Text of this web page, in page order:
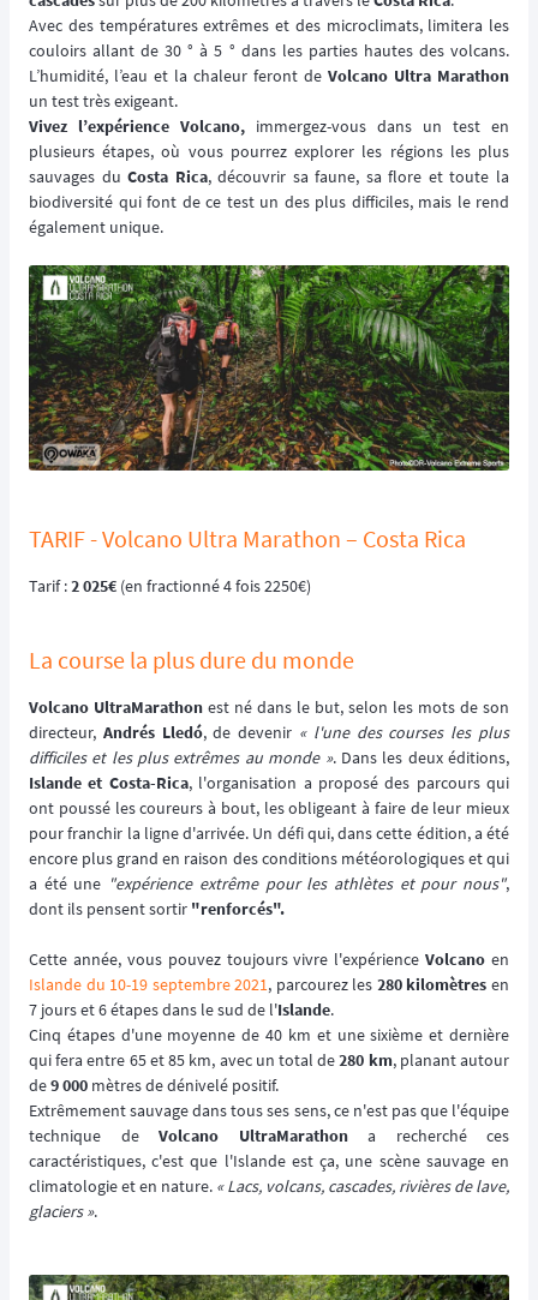
Avec des températures extrêmes et des microclimats, limitera les
couloirs allant de 30 ° à 5 ° dans les parties hautes des volcans.
L’humidité, l’eau et la chaleur feront de Volcano Ultra Marathon
un test très exigeant.
Vivez l’expérience Volcano, immergez-vous dans un test en
plusieurs étapes, où vous pourrez explorer les régions les plus
sauvages duCosta Rica, découvrir sa faune, sa flore et toute la
biodiversité qui font de ce test un des plus difficiles, mais le rend
également unique.
TARIF - Volcano Ultra Marathon – Costa Rica
Tarif :2 025€ (en fractionné 4 fois 2250€)
La course la plus dure du monde
Volcano UltraMarathon est né dans le but, selon les mots de son
directeur, Andrés Lledó, de devenir « l'une des courses les plus
difficiles et les plus extrêmes au monde ». Dans les deux éditions,
Islande et Costa-Rica, l'organisation a proposé des parcours qui
ont poussé les coureurs à bout, les obligeant à faire de leur mieux
pour franchir la ligne d'arrivée. Un défi qui, dans cette édition, a été
encore plus grand en raison des conditions météorologiques et qui
a été une "expérience extrême pour les athlètes et pour nous",
dont ils pensent sortir "renforcés".
Cette année, vous pouvez toujours vivre l'expérienceVolcano en
Islande du 10-19 septembre 2021, parcourez les 280 kilomètres en
7 jours et 6 étapes dans le sud de l'Islande.
Cinq étapes d'une moyenne de 40 km et une sixième et dernière
qui fera entre 65 et 85 km, avec un total de280 km, planant autour
de9 000 mètres de dénivelé positif.
Extrêmement sauvage dans tous ses sens, ce n'est pas que l'équipe
technique de Volcano UltraMarathona recherché ces
caractéristiques, c'est que l'Islande est ça, une scène sauvage en
climatologie et en nature. « Lacs, volcans, cascades, rivières de lave,
glaciers ».